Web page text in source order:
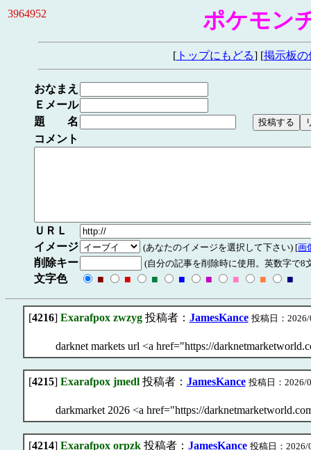
3964952 ポケモン
[ トップにもどる] [掲示板の
おなまえ
Ｅメール
題 名
コメント
ＵＲＬ
イメージ
(あなたのイメージを選択して下さい) [画
削除キー (自分の記事を削除時に使用。英数字で8
文字色 ■ ■ ■ ■ ■ ■ ■ ■
[4216] Exarafpox zwzyg投稿者： JamesKance 投稿日：
darknet markets url <a href="https://
[4215] Exarafpox jmedl投稿者： JamesKance 投稿日：2026/
darkmarket 2026 <a href="https://
[4214] Exarafpox orpzk投稿者： JamesKance 投稿日：2026/